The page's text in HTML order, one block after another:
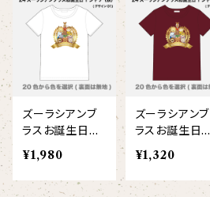
ズーラシアンブ
ラスお誕生日T
シャツ（全員集
合）(半袖大人)
【birthday】
¥1,980
ズーラシアンブ
ラスお誕生日T
シャツ（全員集
合）(半袖こども)
【birthday】
¥1,320